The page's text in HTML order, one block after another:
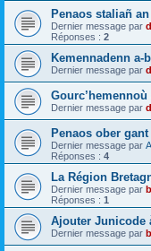
Penaos staliañ
Dernier message par
Réponses : 2
Kemennadenn a-
Dernier message par
Dernier message par
Penaos ober
Dernier message par
Réponses : 4
La Région
Dernier message par
Réponses : 1
Ajouter Junicode
Dernier message par